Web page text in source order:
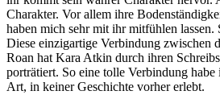
Charakter. Vor allem ihre
haben mich sehr mit ihr mitfühlen lassen.
Diese einzigartige Verbindung zwischen
Roan hat Kara Atkin durch ihren
porträtiert. So eine tolle Verbindung
Art, in keiner Geschichte vorher erlebt.